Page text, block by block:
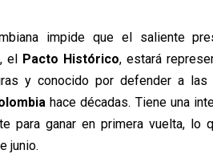
impide que el saliente
el Pacto Histórico, estará
y conocido por defender a
hace décadas. Tiene una
para ganar en primera vuelta, lo
junio.